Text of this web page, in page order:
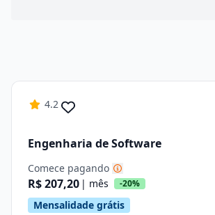
4.2
Engenharia de Software
Comece pagando
R$ 207,20 | mês -20%
Mensalidade grátis